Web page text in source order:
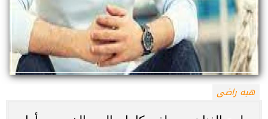
هبه راضى